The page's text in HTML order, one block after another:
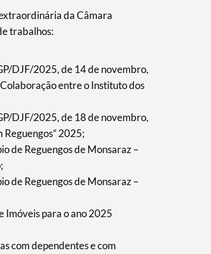
da Câmara
trabalhos:
DJF/2025, de 14 de novembro,
entre o Instituto dos
DJF/2025, de 18 de novembro,
2025;
de Reguengos de Monsaraz –
de Reguengos de Monsaraz –
Imóveis para o ano 2025
com dependentes e com